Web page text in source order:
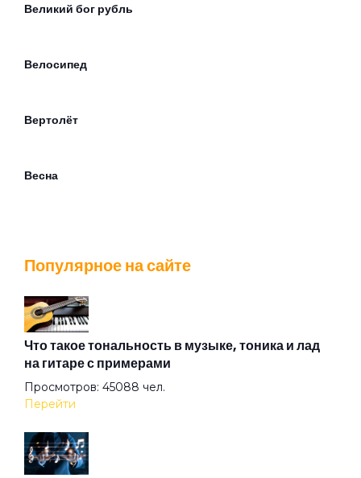
Великий бог рубль
Велосипед
Вертолёт
Весна
Взгляд туманный пьёт нирвану
Вот же это слово
Вот и тень моя...
Популярное на сайте
Что такое тональность в музыке, тоника и лад
на гитаре с примерами
Просмотров: 45088 чел.
Перейти